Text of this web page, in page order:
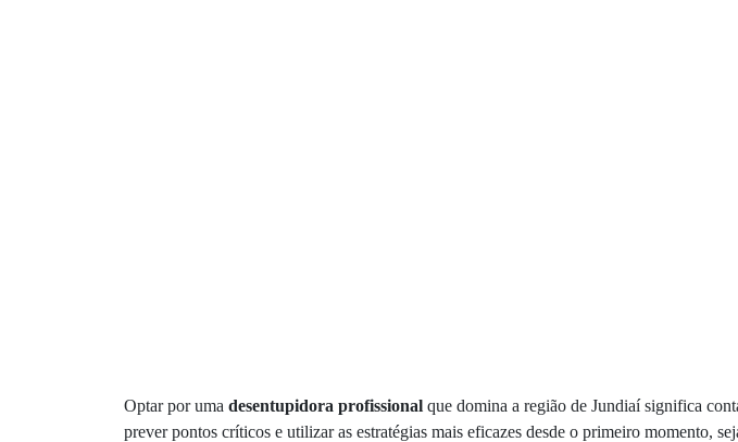
Optar por uma desentupidora profissional que domina a região de Jundiaí significa
prever pontos críticos e utilizar as estratégias mais eficazes desde o primeiro momento,